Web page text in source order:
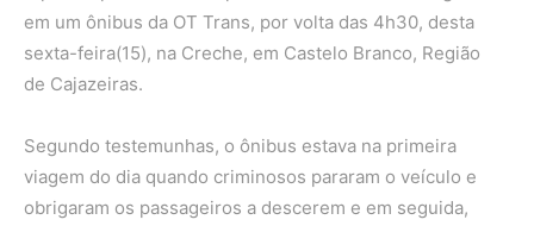
em um ônibus da OT Trans, por volta das 4h30, desta
sexta-feira(15), na Creche, em Castelo Branco, Região
de Cajazeiras.
Segundo testemunhas, o ônibus estava na primeira
viagem do dia quando criminosos pararam o veículo e
obrigaram os passageiros a descerem e em seguida,